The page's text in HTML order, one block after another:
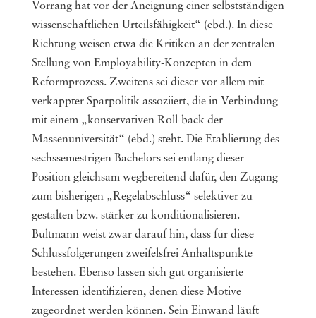
Vorrang hat vor der Aneignung einer selbstständigen
wissenschaftlichen Urteilsfähigkeit“ (ebd.). In diese
Richtung weisen etwa die Kritiken an der zentralen
Stellung von Employability-Konzepten in dem
Reformprozess. Zweitens sei dieser vor allem mit
verkappter Sparpolitik assoziiert, die in Verbindung
mit einem „konservativen Roll-back der
Massenuniversität“ (ebd.) steht. Die Etablierung des
sechssemestrigen Bachelors sei entlang dieser
Position gleichsam wegbereitend dafür, den Zugang
zum bisherigen „Regelabschluss“ selektiver zu
gestalten bzw. stärker zu konditionalisieren.
Bultmann weist zwar darauf hin, dass für diese
Schlussfolgerungen zweifelsfrei Anhaltspunkte
bestehen. Ebenso lassen sich gut organisierte
Interessen identifizieren, denen diese Motive
zugeordnet werden können. Sein Einwand läuft